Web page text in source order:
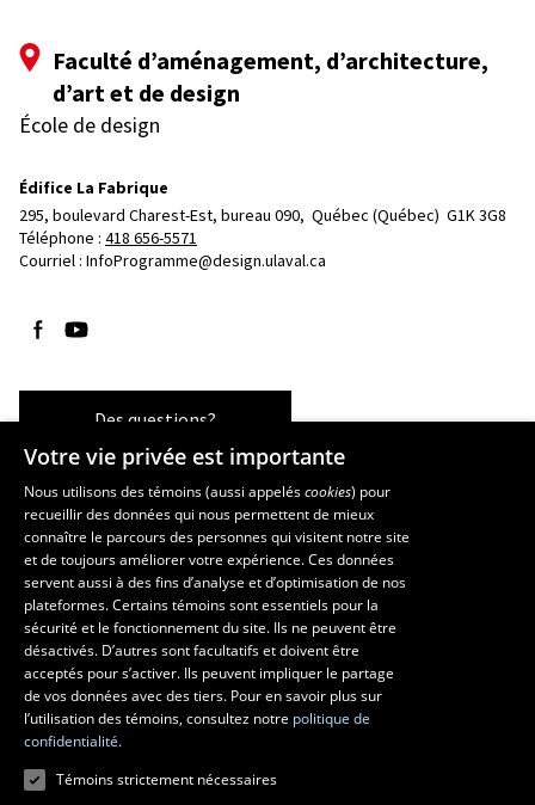
Faculté d’aménagement, d’architecture,
d’art et de design
École de design
Édifice La Fabrique
295, boulevard Charest-Est, bureau 090, Québec (Québec)  G1K 3G8
Téléphone : 418 656-5571
Courriel : InfoProgramme@design.ulaval.ca
Suivez-nous sur Facebook
Suivez-nous sur YouTube
Des questions?
Les écoles et la recherche
École d’architecture
École d’art
École supérieure d’aménagement du territoire et de développement
régional
Centre de recherche en aménagement et développement
Votre vie privée est importante
Nous utilisons des témoins (aussi appeléscookies) pour
recueillir des données qui nous permettent de mieux
connaître le parcours des personnes qui visitent notre site
et de toujours améliorer votre expérience. Ces données
servent aussi à des fins d’analyse et d’optimisation de nos
plateformes. Certains témoins sont essentiels pour la
sécurité et le fonctionnement du site. Ils ne peuvent être
désactivés. D’autres sont facultatifs et doivent être
acceptés pour s’activer. Ils peuvent impliquer le partage
de vos données avec des tiers. Pour en savoir plus sur
l’utilisation des témoins, consultez notre politique de
confidentialité.
Témoins strictement nécessaires